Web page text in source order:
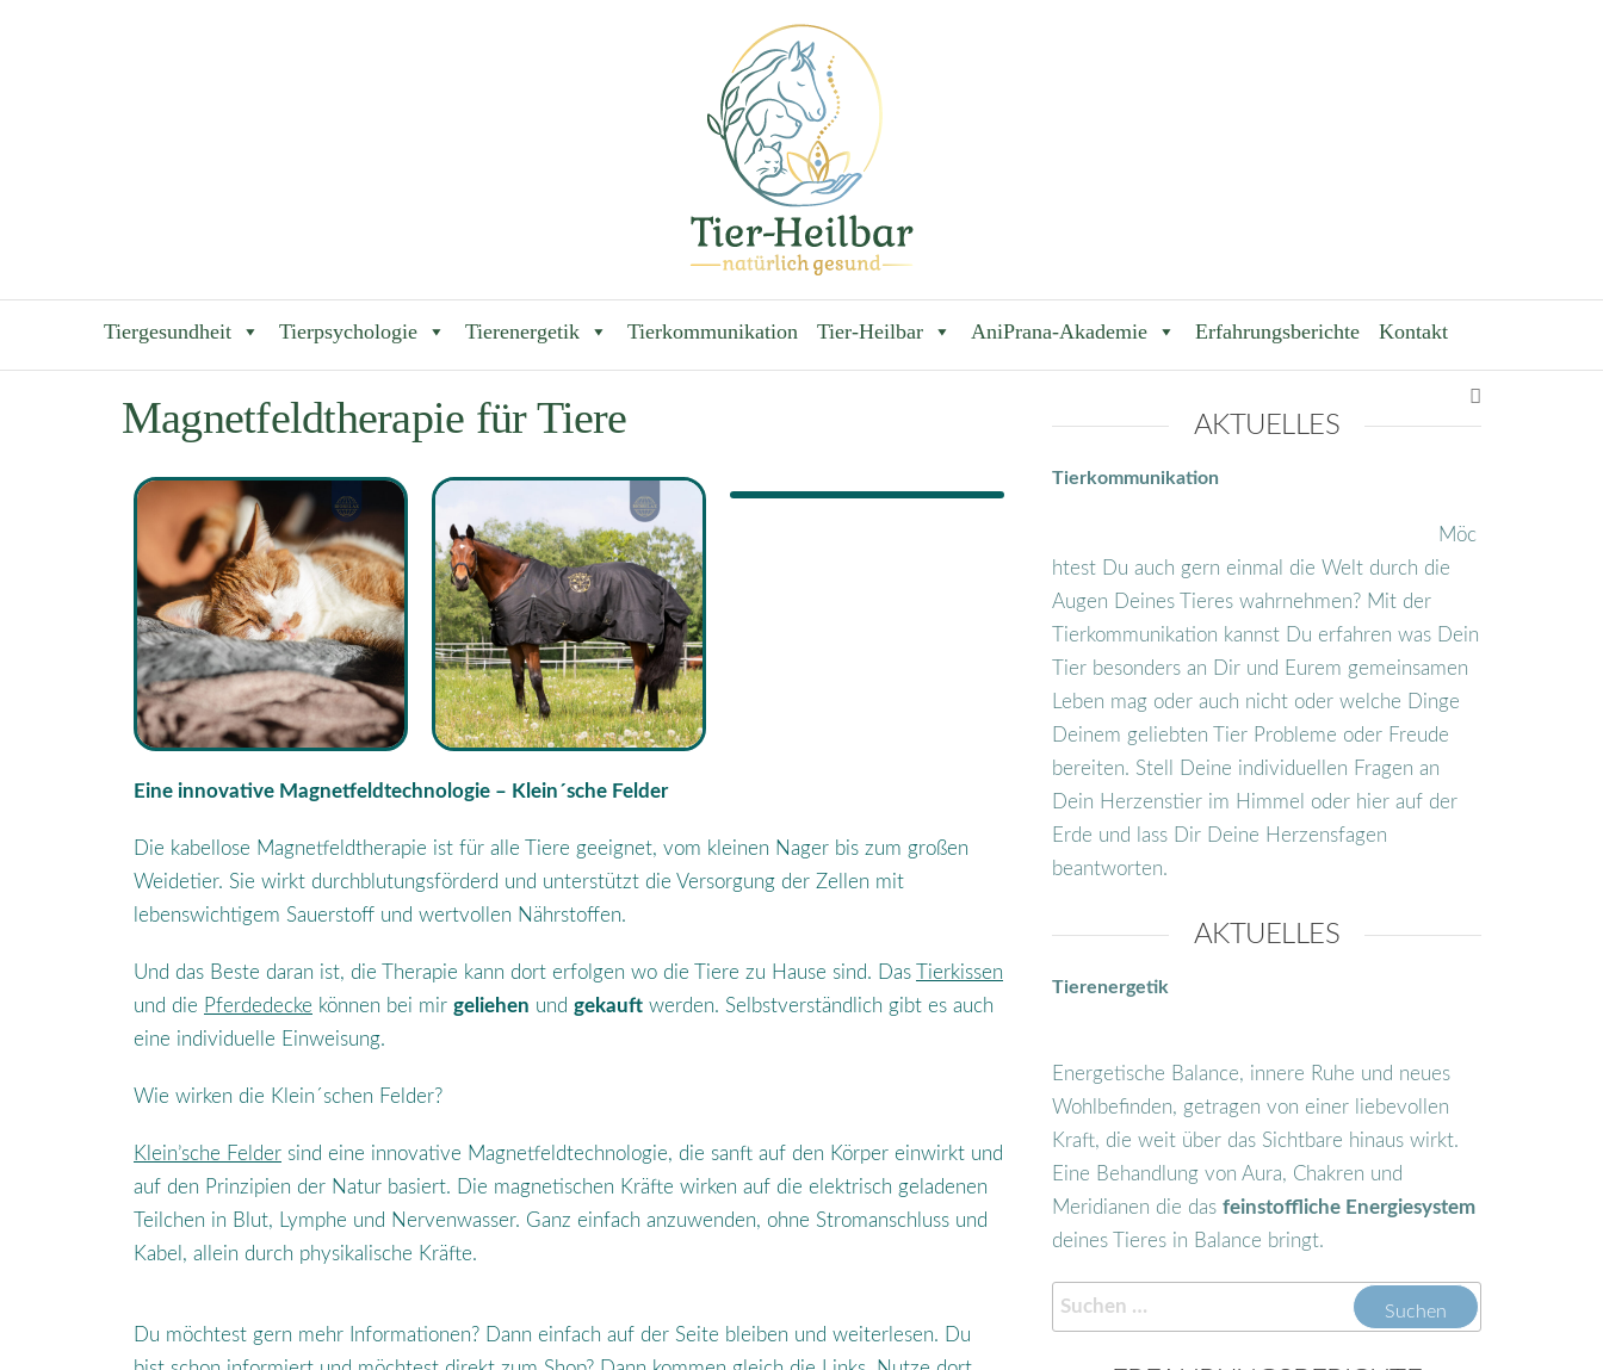
Tier-Heilbar
Tiergesundheit Tierpsychologie Tierenergetik Tierkommunikation Tier-Heilbar AniPrana-Akademie Erfahrungsberichte Kontakt
Magnetfeldtherapie für Tiere
Eine innovative Magnetfeldtechnologie – Klein´sche Felder
Die kabellose Magnetfeldtherapie ist für alle Tiere geeignet, vom kleinen Nager bis zum großen
Weidetier. Sie wirkt durchblutungsförderd und unterstützt die Versorgung der Zellen mit
lebenswichtigem Sauerstoff und wertvollen Nährstoffen.
Und das Beste daran ist, die Therapie kann dort erfolgen wo die Tiere zu Hause sind. Das
Tierkissen
und die Pferdedecke können bei mir geliehen und gekauft werden. Selbstverständlich gibt es auch
eine individuelle Einweisung.
Wie wirken die Klein´schen Felder?
Klein’sche Felder sind eine innovative Magnetfeldtechnologie, die sanft auf den Körper einwirkt und
auf den Prinzipien der Natur basiert. Die magnetischen Kräfte wirken auf die elektrisch geladenen
Teilchen in Blut, Lymphe und Nervenwasser. Ganz einfach anzuwenden, ohne Stromanschluss und
Kabel, allein durch physikalische Kräfte.
Du möchtest gern mehr Informationen? Dann einfach auf der Seite bleiben und weiterlesen. Du
AKTUELLES
Tierkommunikation
Möc
htest Du auch gern einmal die Welt durch die
Augen Deines Tieres wahrnehmen? Mit der
Tierkommunikation kannst Du erfahren was Dein
Tier besonders an Dir und Eurem gemeinsamen
Leben mag oder auch nicht oder welche Dinge
Deinem geliebten Tier Probleme oder Freude
bereiten. Stell Deine individuellen Fragen an
Dein Herzenstier im Himmel oder hier auf der
Erde und lass Dir Deine Herzensfagen
beantworten.
AKTUELLES
Tierenergetik
Energetische Balance, innere Ruhe und neues
Wohlbefinden, getragen von einer liebevollen
Kraft, die weit über das Sichtbare hinaus wirkt.
Eine Behandlung von Aura, Chakren und
Meridianen die das feinstoffliche Energiesystem
deines Tieres in Balance bringt.